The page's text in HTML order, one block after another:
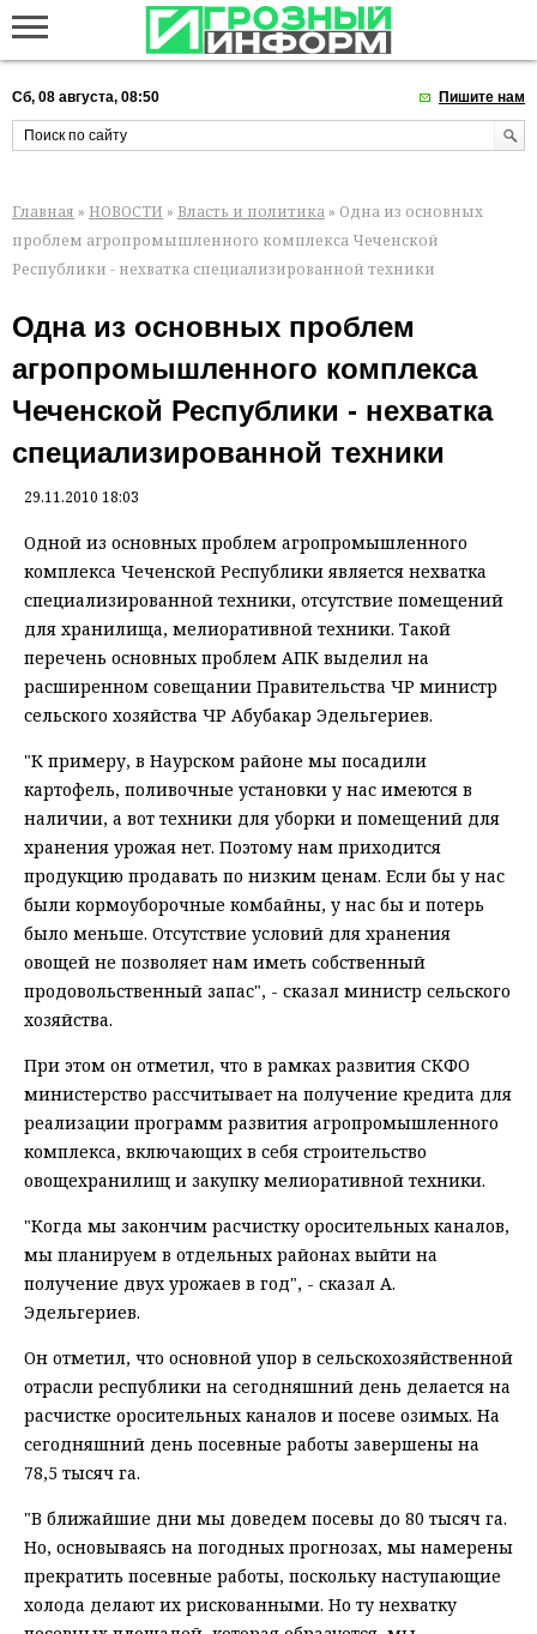
Сб, 08 августа, 08:50 Пишите нам
Главная » НОВОСТИ » Власть и политика » Одна из основных
проблем агропромышленного комплекса Чеченской
Республики - нехватка специализированной техники
Одна из основных проблем
агропромышленного комплекса
Чеченской Республики - нехватка
специализированной техники
29.11.2010 18:03
Одной из основных проблем агропромышленного
комплекса Чеченской Республики является нехватка
специализированной техники, отсутствие помещений
для хранилища, мелиоративной техники. Такой
перечень основных проблем АПК выделил на
расширенном совещании Правительства ЧР министр
сельского хозяйства ЧР Абубакар Эдельгериев.
"К примеру, в Наурском районе мы посадили
картофель, поливочные установки у нас имеются в
наличии, а вот техники для уборки и помещений для
хранения урожая нет. Поэтому нам приходится
продукцию продавать по низким ценам. Если бы у нас
были кормоуборочные комбайны, у нас бы и потерь
было меньше. Отсутствие условий для хранения
овощей не позволяет нам иметь собственный
продовольственный запас", - сказал министр сельского
хозяйства.
При этом он отметил, что в рамках развития СКФО
министерство рассчитывает на получение кредита для
реализации программ развития агропромышленного
комплекса, включающих в себя строительство
овощехранилищ и закупку мелиоративной техники.
"Когда мы закончим расчистку оросительных каналов,
мы планируем в отдельных районах выйти на
получение двух урожаев в год", - сказал А.
Эдельгериев.
Он отметил, что основной упор в сельскохозяйственной
отрасли республики на сегодняшний день делается на
расчистке оросительных каналов и посеве озимых. На
сегодняшний день посевные работы завершены на
78,5 тысяч га.
"В ближайшие дни мы доведем посевы до 80 тысяч га.
Но, основываясь на погодных прогнозах, мы намерены
прекратить посевные работы, поскольку наступающие
холода делают их рискованными. Но ту нехватку